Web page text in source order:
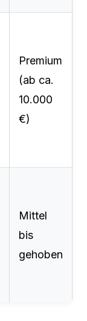
Premium
(ab ca.
10.000
€)
Mittel
bis
gehoben